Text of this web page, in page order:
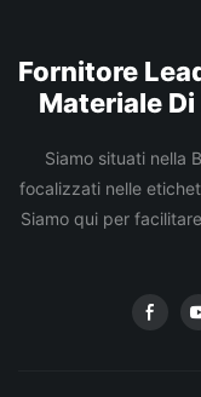
Fornitore
Materiale
Siamo situati nella
focalizzati nelle
Siamo qui per